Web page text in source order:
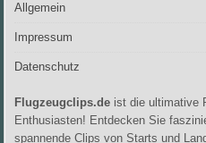
Allgemein
Impressum
Datenschutz
Flugzeugclips.de ist die ultimative
Enthusiasten! Entdecken Sie
spannende Clips von Starts und